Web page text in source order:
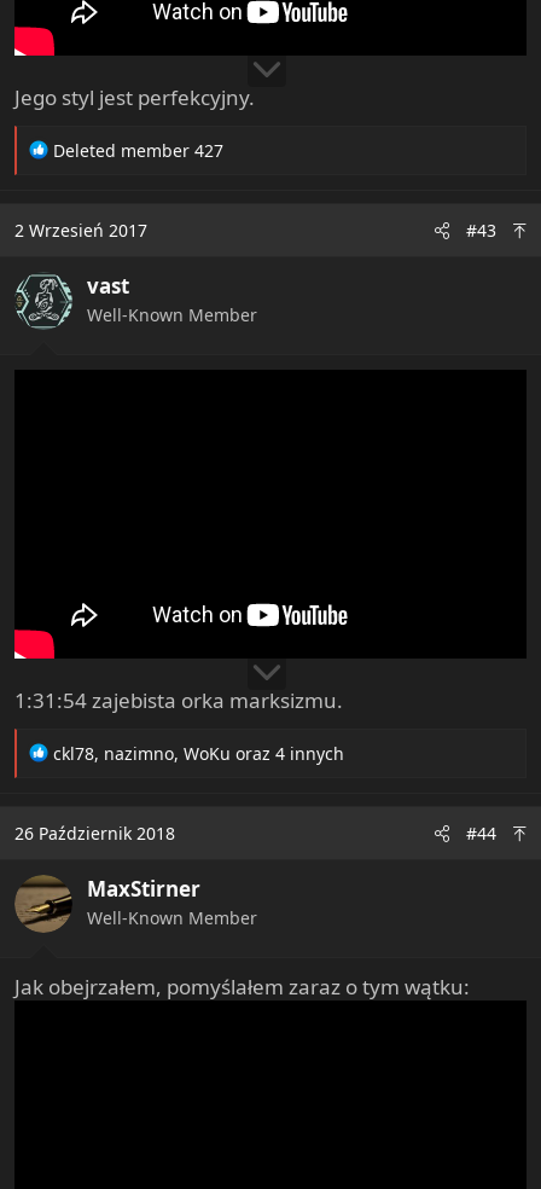
Jego styl jest perfekcyjny.
R
t
o
n
s
Deleted member 427
2 Wrzesień 2017 #43
vast
Well-Known Member
1:31:54 zajebista orka marksizmu.
R
t
o
n
s
ckl78, nazimno, WoKu oraz 4 innych
26 Październik 2018 #44
MaxStirner
Well-Known Member
Jak obejrzałem, pomyślałem zaraz o tym wątku: